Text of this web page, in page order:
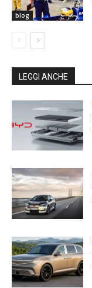
blog
LEGGI ANCHE